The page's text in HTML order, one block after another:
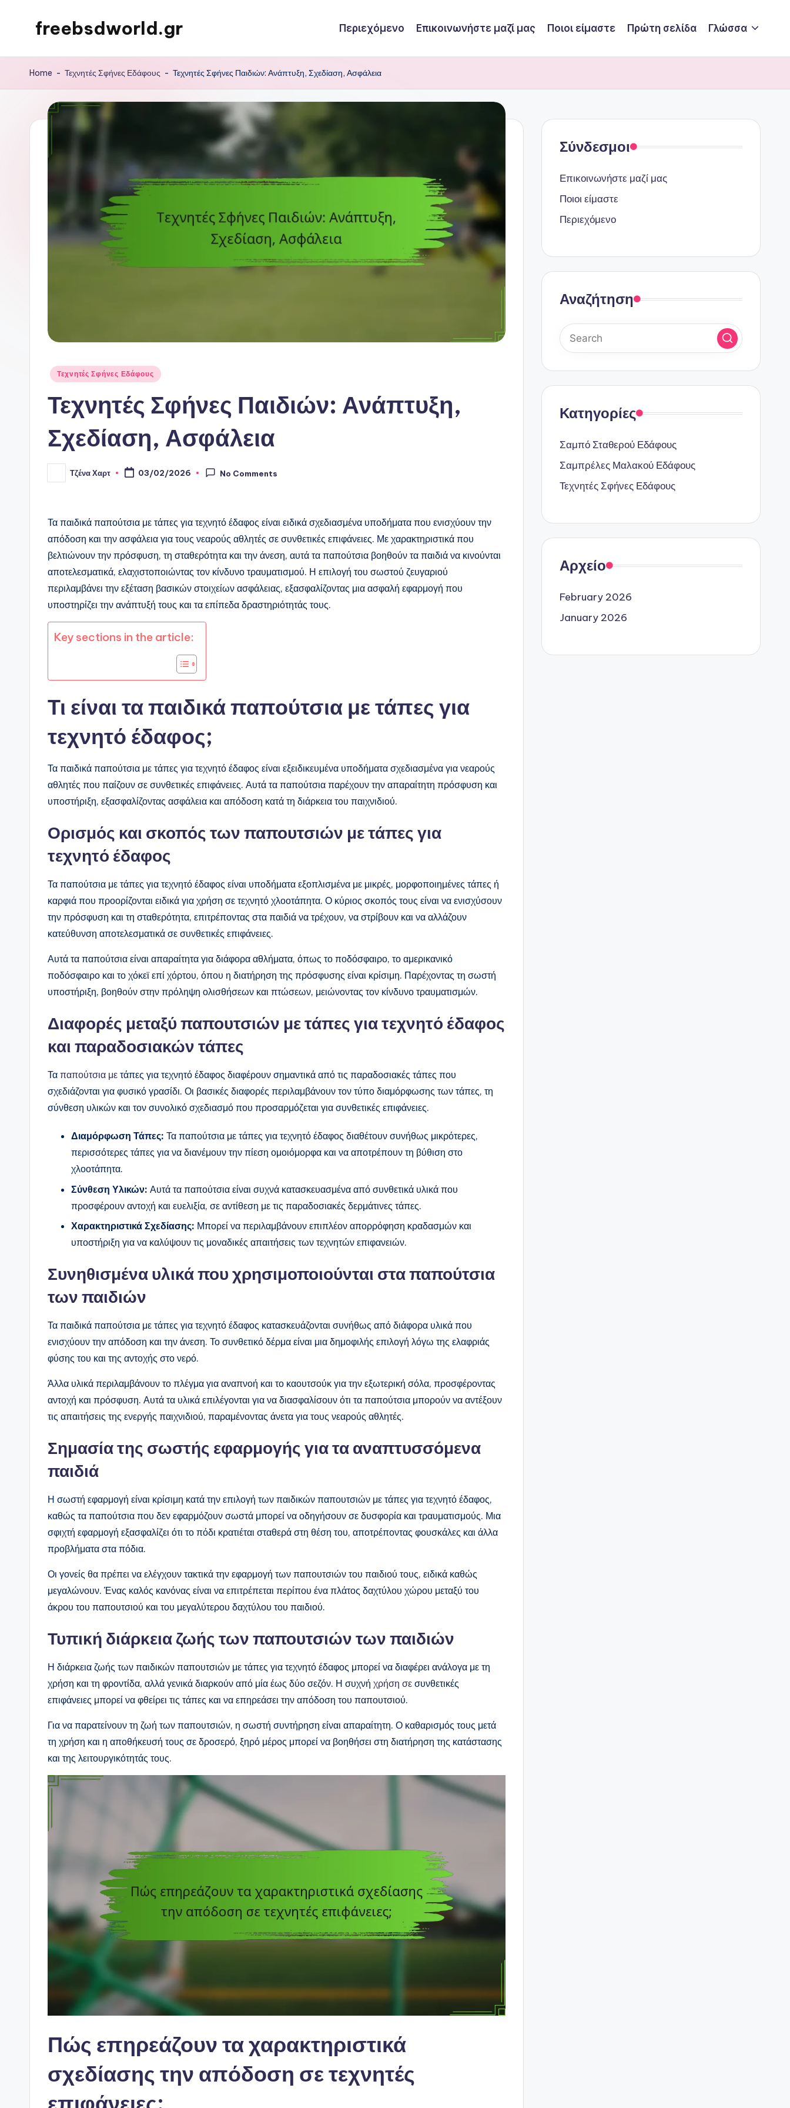
freebsdworld.gr Περιεχόμενο Επικοινωνήστε μαζί μας Ποιοι είμαστε Πρώτη σελίδα Γλώσσα
Home - Τεχνητές Σφήνες Εδάφους - Τεχνητές Σφήνες Παιδιών: Ανάπτυξη, Σχεδίαση, Ασφάλεια
Posted
Τεχνητές Σφήνες Εδάφους
Τεχνητές Σφήνες Παιδιών: Ανάπτυξη,
Σχεδίαση, Ασφάλεια
Posted
by
Τζένα Χαρτ 03/02/2026 No Comments
Τα παιδικά παπούτσια με τάπες για τεχνητό έδαφος είναι ειδικά σχεδιασμένα υποδήματα που ενισχύουν την
απόδοση και την ασφάλεια για τους νεαρούς αθλητές σε συνθετικές επιφάνειες. Με χαρακτηριστικά που
βελτιώνουν την πρόσφυση, τη σταθερότητα και την άνεση, αυτά τα παπούτσια βοηθούν τα παιδιά να κινούνται
αποτελεσματικά, ελαχιστοποιώντας τον κίνδυνο τραυματισμού. Η επιλογή του σωστού ζευγαριού
περιλαμβάνει την εξέταση βασικών στοιχείων ασφάλειας, εξασφαλίζοντας μια ασφαλή εφαρμογή που
υποστηρίζει την ανάπτυξή τους και τα επίπεδα δραστηριότητάς τους.
Key sections in the article:
Τι είναι τα παιδικά παπούτσια με τάπες για
τεχνητό έδαφος;
Τα παιδικά παπούτσια με τάπες για τεχνητό έδαφος είναι εξειδικευμένα υποδήματα σχεδιασμένα για νεαρούς
αθλητές που παίζουν σε συνθετικές επιφάνειες. Αυτά τα παπούτσια παρέχουν την απαραίτητη πρόσφυση και
υποστήριξη, εξασφαλίζοντας ασφάλεια και απόδοση κατά τη διάρκεια του παιχνιδιού.
Ορισμός και σκοπός των παπουτσιών με τάπες για
τεχνητό έδαφος
Τα παπούτσια με τάπες για τεχνητό έδαφος είναι υποδήματα εξοπλισμένα με μικρές, μορφοποιημένες τάπες ή
καρφιά που προορίζονται ειδικά για χρήση σε τεχνητό χλοοτάπητα. Ο κύριος σκοπός τους είναι να ενισχύσουν
την πρόσφυση και τη σταθερότητα, επιτρέποντας στα παιδιά να τρέχουν, να στρίβουν και να αλλάζουν
κατεύθυνση αποτελεσματικά σε συνθετικές επιφάνειες.
Αυτά τα παπούτσια είναι απαραίτητα για διάφορα αθλήματα, όπως το ποδόσφαιρο, το αμερικανικό
ποδόσφαιρο και το χόκεϊ επί χόρτου, όπου η διατήρηση της πρόσφυσης είναι κρίσιμη. Παρέχοντας τη σωστή
υποστήριξη, βοηθούν στην πρόληψη ολισθήσεων και πτώσεων, μειώνοντας τον κίνδυνο τραυματισμών.
Διαφορές μεταξύ παπουτσιών με τάπες για τεχνητό έδαφος
και παραδοσιακών τάπες
Τα παπούτσια με τάπες για τεχνητό έδαφος διαφέρουν σημαντικά από τις παραδοσιακές τάπες που
σχεδιάζονται για φυσικό γρασίδι. Οι βασικές διαφορές περιλαμβάνουν τον τύπο διαμόρφωσης των τάπες, τη
σύνθεση υλικών και τον συνολικό σχεδιασμό που προσαρμόζεται για συνθετικές επιφάνειες.
Διαμόρφωση Τάπες: Τα παπούτσια με τάπες για τεχνητό έδαφος διαθέτουν συνήθως μικρότερες,
περισσότερες τάπες για να διανέμουν την πίεση ομοιόμορφα και να αποτρέπουν τη βύθιση στο
χλοοτάπητα.
Σύνθεση Υλικών: Αυτά τα παπούτσια είναι συχνά κατασκευασμένα από συνθετικά υλικά που
προσφέρουν αντοχή και ευελιξία, σε αντίθεση με τις παραδοσιακές δερμάτινες τάπες.
Χαρακτηριστικά Σχεδίασης: Μπορεί να περιλαμβάνουν επιπλέον απορρόφηση κραδασμών και
υποστήριξη για να καλύψουν τις μοναδικές απαιτήσεις των τεχνητών επιφανειών.
Συνηθισμένα υλικά που χρησιμοποιούνται στα παπούτσια
των παιδιών
Τα παιδικά παπούτσια με τάπες για τεχνητό έδαφος κατασκευάζονται συνήθως από διάφορα υλικά που
ενισχύουν την απόδοση και την άνεση. Το συνθετικό δέρμα είναι μια δημοφιλής επιλογή λόγω της ελαφριάς
φύσης του και της αντοχής στο νερό.
Άλλα υλικά περιλαμβάνουν το πλέγμα για αναπνοή και το καουτσούκ για την εξωτερική σόλα, προσφέροντας
αντοχή και πρόσφυση. Αυτά τα υλικά επιλέγονται για να διασφαλίσουν ότι τα παπούτσια μπορούν να αντέξουν
τις απαιτήσεις της ενεργής παιχνιδιού, παραμένοντας άνετα για τους νεαρούς αθλητές.
Σημασία της σωστής εφαρμογής για τα αναπτυσσόμενα
παιδιά
Η σωστή εφαρμογή είναι κρίσιμη κατά την επιλογή των παιδικών παπουτσιών με τάπες για τεχνητό έδαφος,
καθώς τα παπούτσια που δεν εφαρμόζουν σωστά μπορεί να οδηγήσουν σε δυσφορία και τραυματισμούς. Μια
σφιχτή εφαρμογή εξασφαλίζει ότι το πόδι κρατιέται σταθερά στη θέση του, αποτρέποντας φουσκάλες και άλλα
προβλήματα στα πόδια.
Οι γονείς θα πρέπει να ελέγχουν τακτικά την εφαρμογή των παπουτσιών του παιδιού τους, ειδικά καθώς
μεγαλώνουν. Ένας καλός κανόνας είναι να επιτρέπεται περίπου ένα πλάτος δαχτύλου χώρου μεταξύ του
άκρου του παπουτσιού και του μεγαλύτερου δαχτύλου του παιδιού.
Τυπική διάρκεια ζωής των παπουτσιών των παιδιών
Η διάρκεια ζωής των παιδικών παπουτσιών με τάπες για τεχνητό έδαφος μπορεί να διαφέρει ανάλογα με τη
χρήση και τη φροντίδα, αλλά γενικά διαρκούν από μία έως δύο σεζόν. Η συχνή χρήση σε συνθετικές
επιφάνειες μπορεί να φθείρει τις τάπες και να επηρεάσει την απόδοση του παπουτσιού.
Για να παρατείνουν τη ζωή των παπουτσιών, η σωστή συντήρηση είναι απαραίτητη. Ο καθαρισμός τους μετά
τη χρήση και η αποθήκευσή τους σε δροσερό, ξηρό μέρος μπορεί να βοηθήσει στη διατήρηση της κατάστασης
και της λειτουργικότητάς τους.
Πώς επηρεάζουν τα χαρακτηριστικά
σχεδίασης την απόδοση σε τεχνητές
Σύνδεσμοι
Επικοινωνήστε μαζί μας
Ποιοι είμαστε
Περιεχόμενο
Αναζήτηση
Κατηγορίες
Σαμπό Σταθερού Εδάφους
Σαμπρέλες Μαλακού Εδάφους
Τεχνητές Σφήνες Εδάφους
Αρχείο
February 2026
January 2026